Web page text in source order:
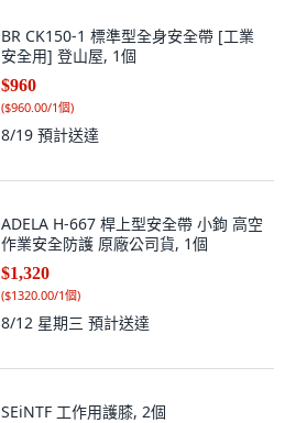
BR CK150-1 標準型全身安全帶 [工業
安全用] 登山屋, 1個
$960
($960.00/1個)
8/19 預計送達
ADELA H-667 桿上型安全帶 小鉤 高空
作業安全防護 原廠公司貨, 1個
$1,320
($1320.00/1個)
8/12 星期三 預計送達
SEiNTF 工作用護膝, 2個